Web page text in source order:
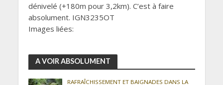
dénivelé (+180m pour 3,2km). C’est à faire
absolument. IGN3235OT
Images liées:
A VOIR ABSOLUMENT
RAFRAÎCHISSEMENT ET BAIGNADES DANS LA